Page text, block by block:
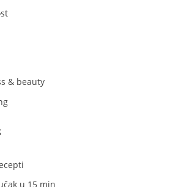
& beauty
u 15 min